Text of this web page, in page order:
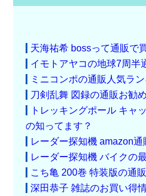
天海祐希 bossって通販で
イモトアヤコの地球7周半
ミニコンポの通販人気ラ
刀剣乱舞 図録の通販お勧
トレッキングポール キャ
の知ってます？
レーダー探知機 amazon通
レーダー探知機 バイクの
こち亀 200巻 特装版の通
深田恭子 雑誌のお買い得